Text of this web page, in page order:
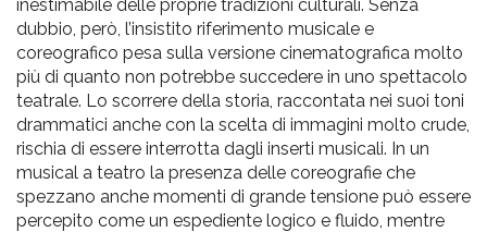
inestimabile delle proprie tradizioni culturali. Senza
dubbio, però, l’insistito riferimento musicale e
coreografico pesa sulla versione cinematografica molto
più di quanto non potrebbe succedere in uno spettacolo
teatrale. Lo scorrere della storia, raccontata nei suoi toni
drammatici anche con la scelta di immagini molto crude,
rischia di essere interrotta dagli inserti musicali. In un
musical a teatro la presenza delle coreografie che
spezzano anche momenti di grande tensione può essere
percepito come un espediente logico e fluido, mentre